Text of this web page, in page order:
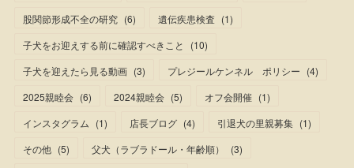
股関節形成不全の研究 (6) 遺伝疾患検査 (1)
子犬をお迎えする前に確認すべきこと
(10)
子犬を迎えたら見る動画 (3) プレジールケンネル ポリシー (4)
2025親睦会 (6) 2024親睦会 (5) オフ会開催 (1)
インスタグラム (1) 店長ブログ (4) 引退犬の里親募集 (1)
その他 (5) 父犬（ラブラドール・年齢順） (3)